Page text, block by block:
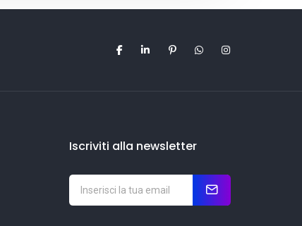
Iscriviti alla newsletter